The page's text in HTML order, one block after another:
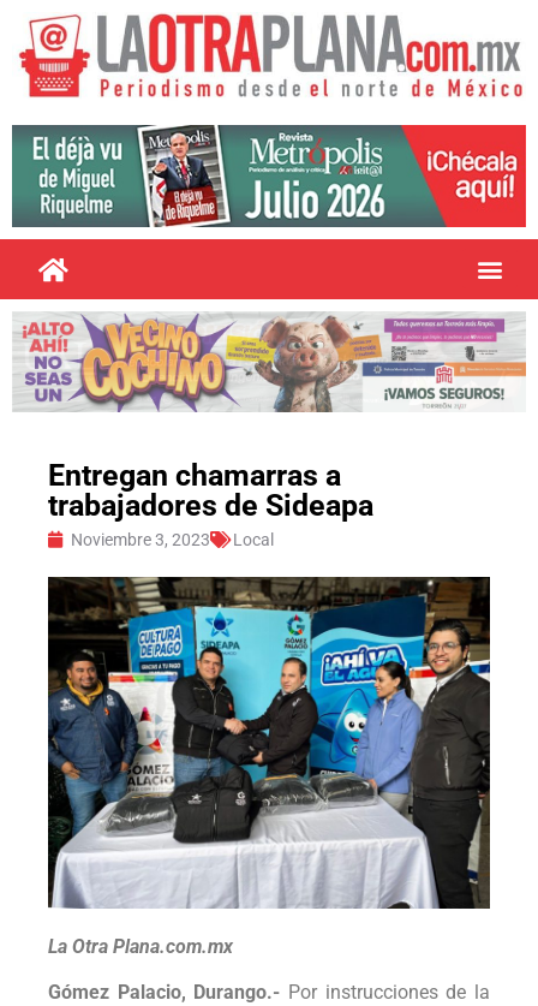
Entregan chamarras a
trabajadores de Sideapa
Noviembre 3, 2023 Local
La Otra Plana.com.mx
Gómez Palacio, Durango.- Por instrucciones de la